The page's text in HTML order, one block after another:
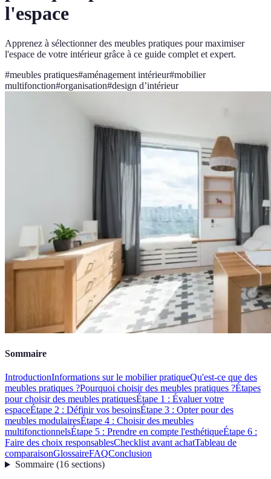
l'espace
Apprenez à sélectionner des meubles pratiques pour maximiser
l'espace de votre intérieur grâce à ce guide complet et expert.
#meubles pratiques#aménagement intérieur#mobilier
multifonction#organisation#design d’intérieur
Sommaire
IntroductionInformations sur le mobilier pratiqueQu'est-ce que des
meubles pratiques ?Pourquoi choisir des meubles pratiques ?Étapes
pour choisir des meubles pratiquesÉtape 1 : Évaluer votre
espaceÉtape 2 : Définir vos besoinsÉtape 3 : Opter pour des
meubles modulairesÉtape 4 : Choisir des meubles
multifonctionnelsÉtape 5 : Prendre en compte l'esthétiqueÉtape 6 :
Faire des choix responsablesChecklist avant achatTableau de
comparaisonGlossaireFAQConclusion
Sommaire(16 sections)